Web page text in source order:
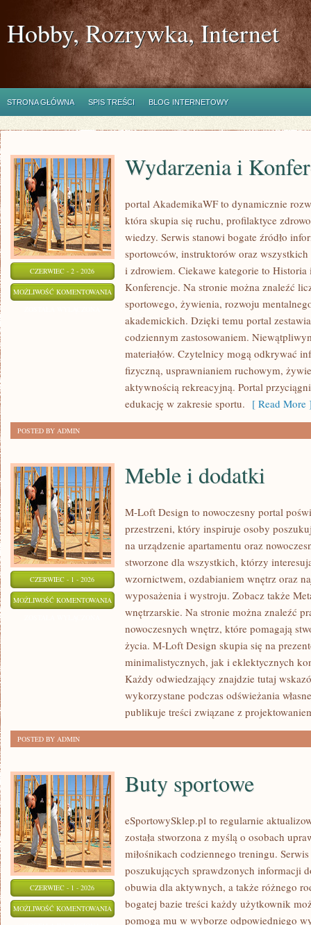
Hobby, Rozrywka, Internet
STRONA GŁÓWNA SPIS TREŚCI BLOG INTERNETOWY
CZERWIEC - 2 - 2026
MOŻLIWOŚĆ KOMENTOWANIA WYDARZENIA
KONFERENCJE
Wydarzenia i
portal AkademikaWF to dynamicznie
która skupia się ruchu, profilaktyce
wiedzy. Serwis stanowi bogate źródło
sportowców, instruktorów oraz
i zdrowiem. Ciekawe kategorie to
Konferencje. Na stronie można znaleźć
sportowego, żywienia, rozwoju
akademickich. Dzięki temu portal
codziennym zastosowaniem.
materiałów. Czytelnicy mogą odkrywać
fizyczną, usprawnianiem ruchowym,
aktywnością rekreacyjną. Portal
edukację w zakresie sportu. [ Read More
POSTED BY ADMIN
CZERWIEC - 1 - 2026
MOŻLIWOŚĆ KOMENTOWANIA MEBLE
DODATKI
Meble i dodatki
M-Loft Design to nowoczesny portal
przestrzeni, który inspiruje osoby
na urządzenie apartamentu oraz
stworzone dla wszystkich, którzy
wzornictwem, ozdabianiem wnętrz oraz
wyposażenia i wystroju. Zobacz także
wnętrzarskie. Na stronie można znaleźć
nowoczesnych wnętrz, które pomagają
życia. M-Loft Design skupia się na
minimalistycznych, jak i eklektycznych
Każdy odwiedzający znajdzie tutaj
wykorzystane podczas odświeżania
publikuje treści związane z
POSTED BY ADMIN
CZERWIEC - 1 - 2026
MOŻLIWOŚĆ KOMENTOWANIA BUTY
Buty sportowe
eSportowySklep.pl to regularnie
została stworzona z myślą o osobach
miłośnikach codziennego treningu.
poszukujących sprawdzonych informacji
obuwia dla aktywnych, a także różnego
bogatej bazie treści każdy użytkownik
pomogą mu w wyborze odpowiedniego